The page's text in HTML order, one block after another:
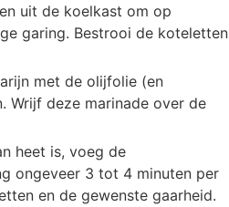
uit de koelkast om op
garing. Bestrooi de koteletten
met de olijfolie (en
Wrijf deze marinade over de
heet is, voeg de
ongeveer 3 tot 4 minuten per
en de gewenste gaarheid.